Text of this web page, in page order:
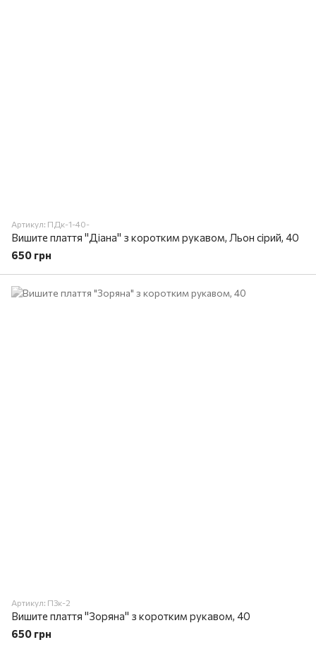
Артикул: ПДк-1-40-
Вишите плаття "Діана" з коротким рукавом, Льон сірий, 40
650 грн
Артикул: ПЗк-2
Вишите плаття "Зоряна" з коротким рукавом, 40
650 грн